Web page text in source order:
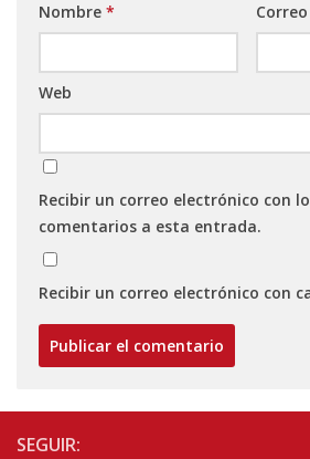
Nombre *
Web
Recibir un correo electrónico con
comentarios a esta entrada.
Recibir un correo electrónico con
SEGUIR: